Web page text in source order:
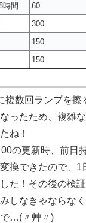
時間
60
300
150
150
複数回ランプを擦
ったため、複雑
ね！
の更新時、前日
換できたので、 1
た！ その後の検
しなきゃならな
…(〃艸〃)